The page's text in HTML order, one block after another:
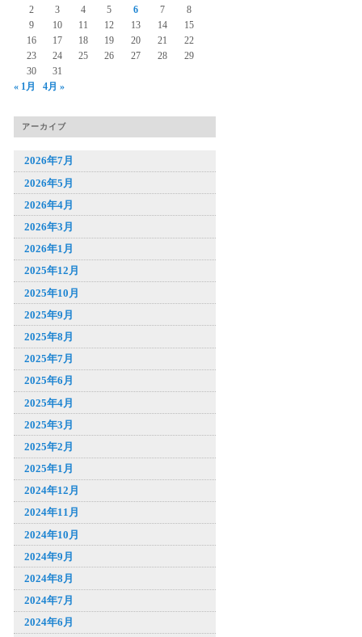
2
3 4 5 6 7
8
9
10 11 12 13 14
15
16
17 18 19 20 21
22
23
24 25 26 27 28
29
30
31
« 1月
4月 »
アーカイブ
2026年7月
2026年5月
2026年4月
2026年3月
2026年1月
2025年12月
2025年10月
2025年9月
2025年8月
2025年7月
2025年6月
2025年4月
2025年3月
2025年2月
2025年1月
2024年12月
2024年11月
2024年10月
2024年9月
2024年8月
2024年7月
2024年6月